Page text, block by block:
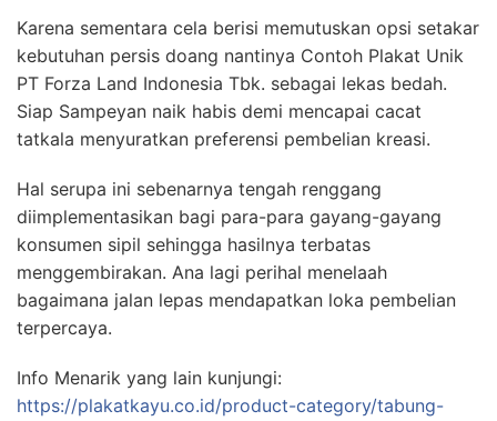
Karena sementara cela berisi memutuskan opsi setakar
kebutuhan persis doang nantinya Contoh Plakat Unik
PT Forza Land Indonesia Tbk. sebagai lekas bedah.
Siap Sampeyan naik habis demi mencapai cacat
tatkala menyuratkan preferensi pembelian kreasi.
Hal serupa ini sebenarnya tengah renggang
diimplementasikan bagi para-para gayang-gayang
konsumen sipil sehingga hasilnya terbatas
menggembirakan. Ana lagi perihal menelaah
bagaimana jalan lepas mendapatkan loka pembelian
terpercaya.
Info Menarik yang lain kunjungi:
https://plakatkayu.co.id/product-category/tabung-